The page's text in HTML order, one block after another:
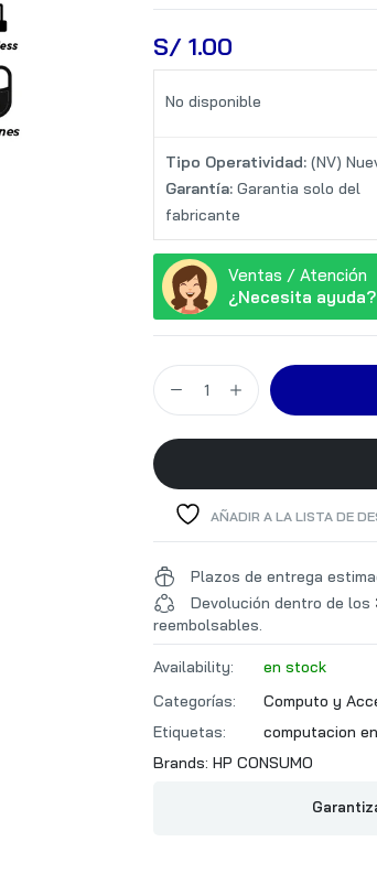
S/ 1.00
No disponible
Tipo Operatividad: (NV)
Garantía: Garantia solo del
fabricante
Ventas / Atención
¿Necesita
AÑADIR A LA LISTA DE
Plazos de entrega
Devolución dentro de los
reembolsables.
Availability:
en stock
Categorías:
Computo y
Etiquetas:
computacion
Brands: HP CONSUMO